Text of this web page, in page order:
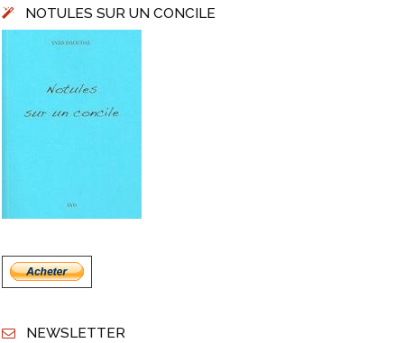
NOTULES SUR UN CONCILE
NEWSLETTER